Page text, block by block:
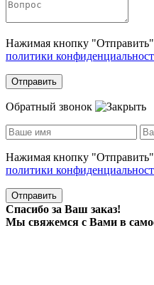
Нажимая кнопку "Отправить"
политики
Отправить
Обратный звонок
Нажимая кнопку "Отправить"
политики
Отправить
Спасибо за Ваш заказ!
Мы свяжемся с Вами в